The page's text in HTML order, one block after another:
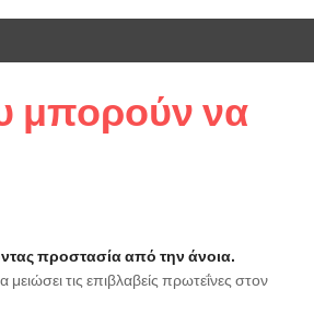
μπορούν να
προστασία από την άνοια.
τις επιβλαβείς πρωτεΐνες στον